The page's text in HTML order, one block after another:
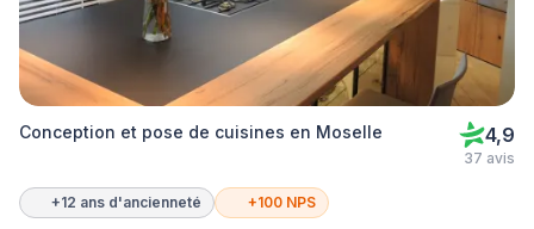
Conception et pose de cuisines en Moselle 4,9
37 avis
+12 ans d'ancienneté +100 NPS